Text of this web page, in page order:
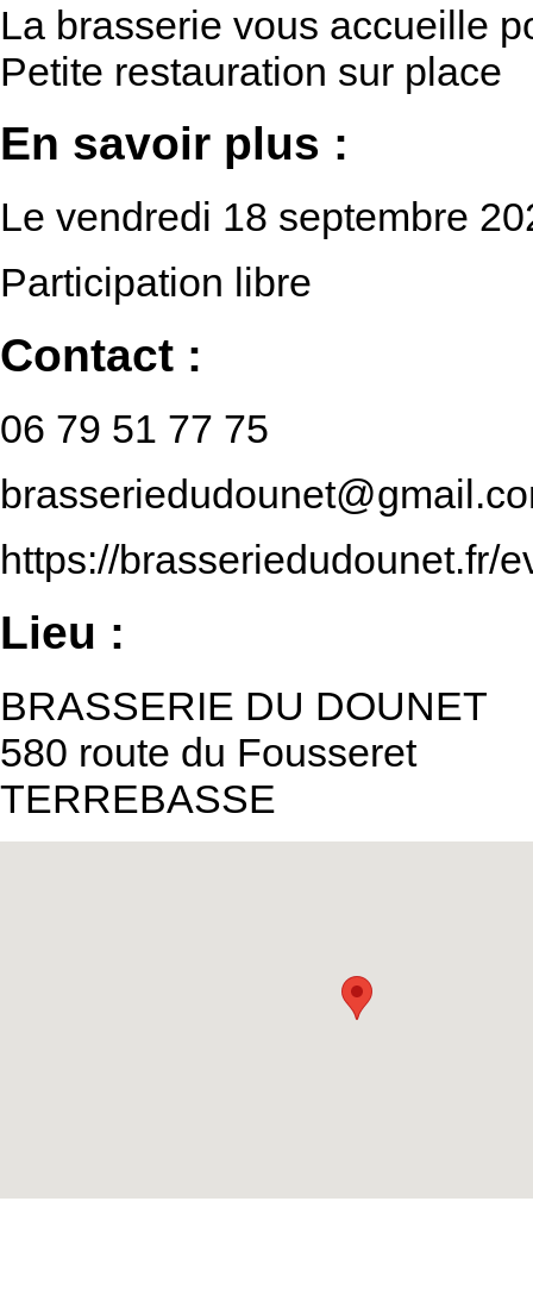
La brasserie vous accueille
Petite restauration sur place
En savoir plus :
Le vendredi 18 septembre
Participation libre
Contact :
06 79 51 77 75
https://brasseriedudounet.fr/
Lieu :
BRASSERIE DU DOUNET
580 route du Fousseret
TERREBASSE